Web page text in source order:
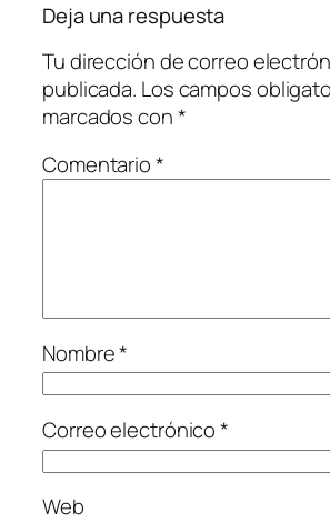
Deja una respuesta
Tu dirección de correo
publicada. Los campos
marcados con*
Comentario*
Nombre*
Correo electrónico*
Web